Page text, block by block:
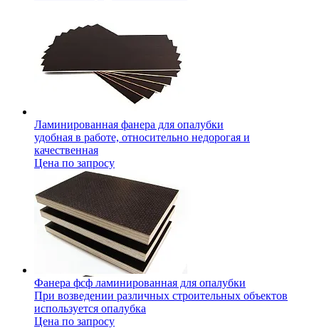
Ламинированная фанера для опалубки
удобная в работе, относительно недорогая и
качественная
Цена по запросу
Фанера фсф ламинированная для опалубки
При возведении различных строительных объектов
используется опалубка
Цена по запросу